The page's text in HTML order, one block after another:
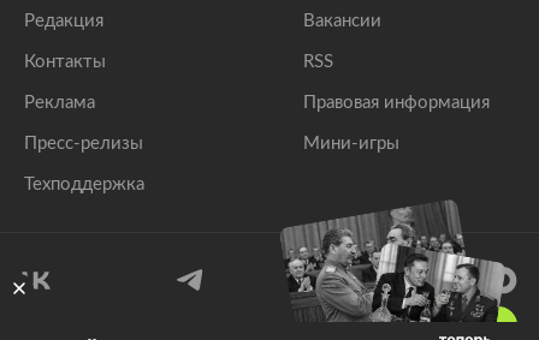
Редакция
Контакты
Реклама
Пресс-релизы
Техподдержка
Вакансии
RSS
Правовая информация
Мини-игры